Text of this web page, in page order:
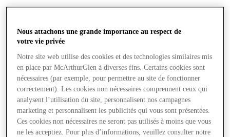
Nous attachons une grande importance au respect de
votre vie privée
Notre site web utilise des cookies et des technologies similaires mis
en place par McArthurGlen à diverses fins. Certains cookies sont
nécessaires (par exemple, pour permettre au site de fonctionner
correctement). Les cookies non nécessaires comprennent ceux qui
analysent l’utilisation du site, personnalisent nos campagnes
marketing et personnalisent les publicités qui vous sont présentées.
Ces cookies non nécessaires ne seront pas utilisés à moins que vous
ne les acceptiez. Pour plus d’informations, veuillez consulter notre